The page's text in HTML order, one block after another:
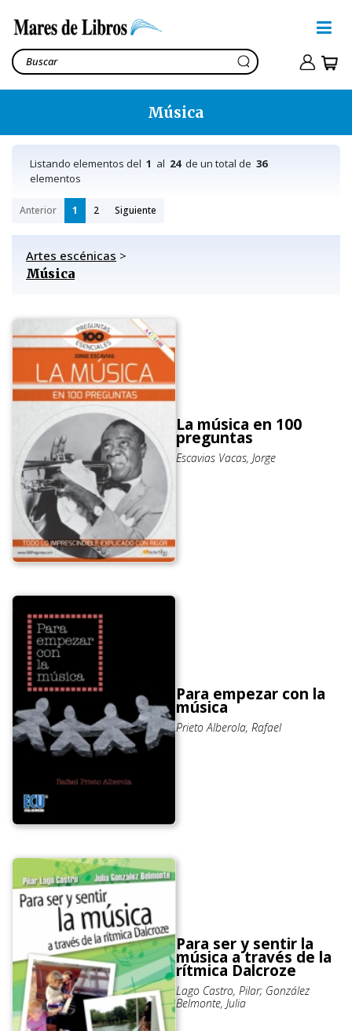
Música
Listando elementos del 1 al 24de un total de 36
elementos
Anterior 1 2 Siguiente
Artes escénicas >
Música
La música en 100
preguntas
Escavias Vacas, Jorge
Para empezar con la
música
Prieto Alberola, Rafael
Para ser y sentir la
música a través de la
rítmica Dalcroze
Lago Castro, Pilar; González
Belmonte, Julia